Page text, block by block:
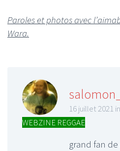
Paroles et photos avec
Wara.
16 juillet 2021 in
WEBZINE REGGAE
grand fan